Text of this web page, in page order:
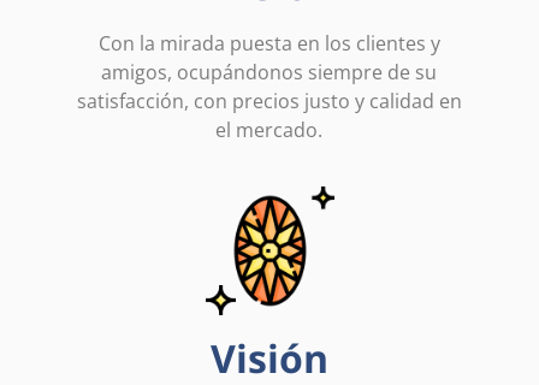
Con la mirada puesta en los clientes y
amigos, ocupándonos siempre de su
satisfacción, con precios justo y calidad en
el mercado.
Visión